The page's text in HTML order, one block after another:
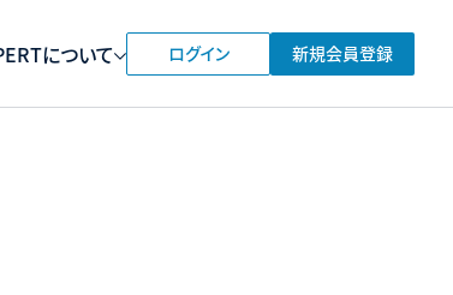
について ログイン 新規会員登録